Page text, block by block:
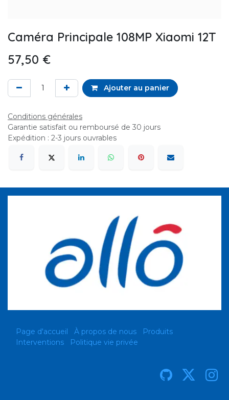
Caméra Principale 108MP Xiaomi 12T
57,50 €
Ajouter au panier
Conditions générales
Garantie satisfait ou remboursé de 30 jours
Expédition : 2-3 jours ouvrables
Page d'accueil À propos de nous
Produits
Interventions
Politique vie privée